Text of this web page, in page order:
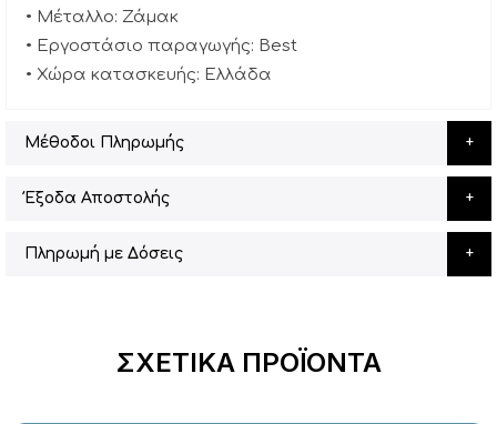
• Μέταλλο: Ζάμακ
• Εργοστάσιο παραγωγής: Best
• Χώρα κατασκευής: Ελλάδα
Μέθοδοι Πληρωμής
Έξοδα Αποστολής
Πληρωμή με Δόσεις
ΣΧΕΤΙΚΆ ΠΡΟΪΌΝΤΑ